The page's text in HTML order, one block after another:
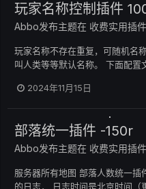
玩家名称控制插件
Abbo发布主题在 收费实用插
玩家名称不存在重复，可随机名
叫人类等等默认名称。 下面配置
2024年11月15日
部落统一插件 -150r
Abbo发布主题在 收费实用插
服务器所有地图 部落人数统一
的日志， 日志时间是北京时间（